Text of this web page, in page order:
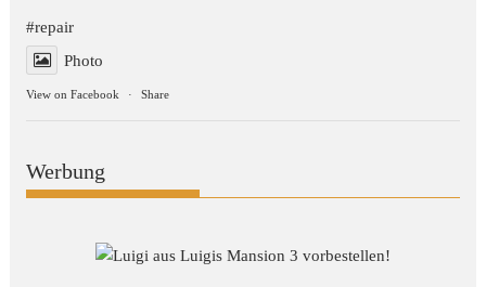
#repair
Photo
View on Facebook · Share
Werbung